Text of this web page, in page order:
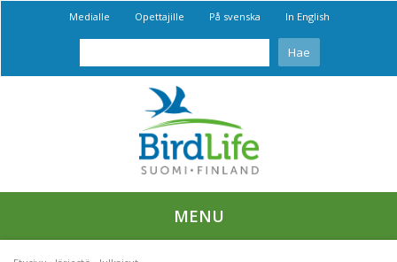
Medialle Opettajille På svenska In English
MENU